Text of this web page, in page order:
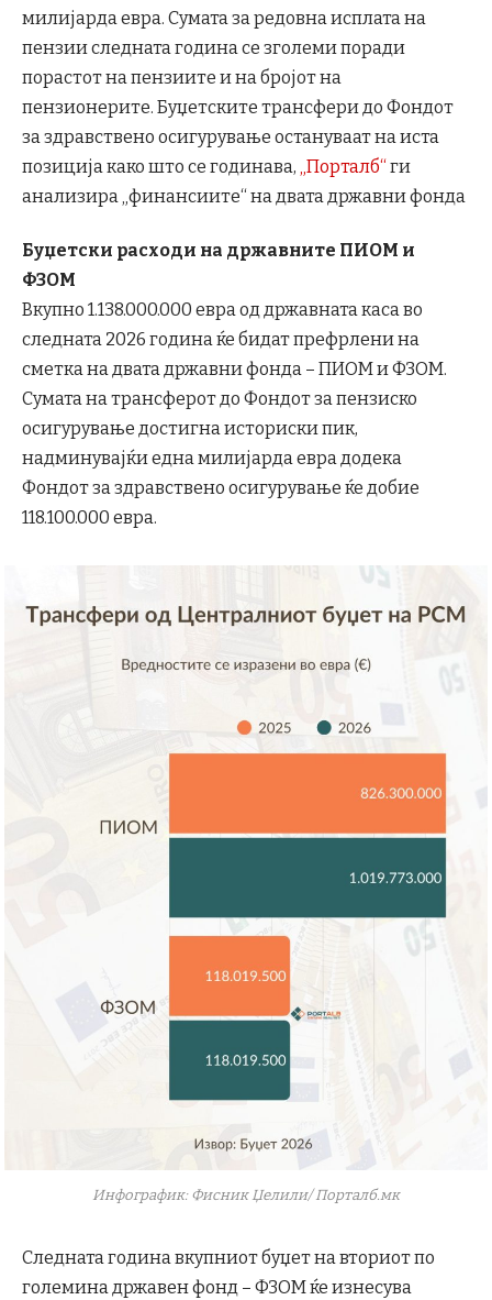
милијарда евра. Сумата за редовна исплата на
пензии следната година се зголеми поради
порастот на пензиите и на бројот на
пензионерите. Буџетските трансфери до Фондот
за здравствено осигурување остануваат на иста
позиција како што се годинава, „Порталб“ги
анализира „финансиите“ на двата државни фонда
Буџетски расходи на државните ПИОМ и
ФЗОМ
Вкупно 1.138.000.000 евра од државната каса во
следната 2026 година ќе бидат префрлени на
сметка на двата државни фонда – ПИОМ и ФЗОМ.
Сумата на трансферот до Фондот за пензиско
осигурување достигна историски пик,
надминувајќи една милијарда евра додека
Фондот за здравствено осигурување ќе добие
118.100.000 евра.
Инфографик: Фисник Џелили/ Порталб.мк
Следната година вкупниот буџет на вториот по
големина државен фонд – ФЗОМ ќе изнесува